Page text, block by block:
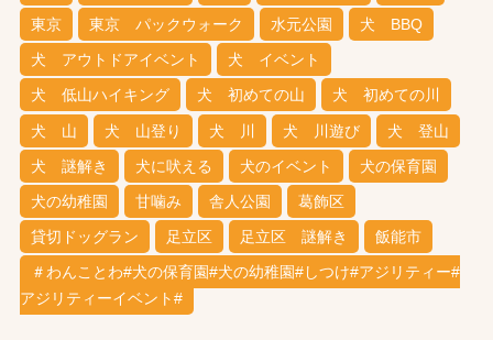
東京 東京 パックウォーク 水元公園 犬 BBQ
犬 アウトドアイベント 犬 イベント
犬 低山ハイキング 犬 初めての山 犬 初めての川
犬 山 犬 山登り 犬 川 犬 川遊び 犬 登山
犬 謎解き 犬に吠える 犬のイベント 犬の保育園
犬の幼稚園 甘噛み 舎人公園 葛飾区
貸切ドッグラン 足立区 足立区 謎解き 飯能市
＃わんことわ#犬の保育園#犬の幼稚園#しつけ#アジリティー#
アジリティーイベント#